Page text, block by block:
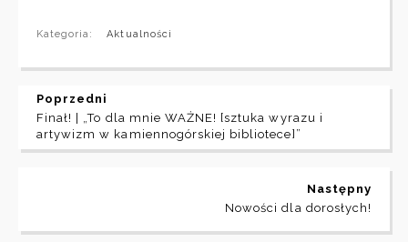
Kategoria: Aktualności
Poprzedni
Finał! | „To dla mnie WAŻNE! [sztuka wyrazu i
artywizm w kamiennogórskiej bibliotece]”
Następny
Nowości dla dorosłych!